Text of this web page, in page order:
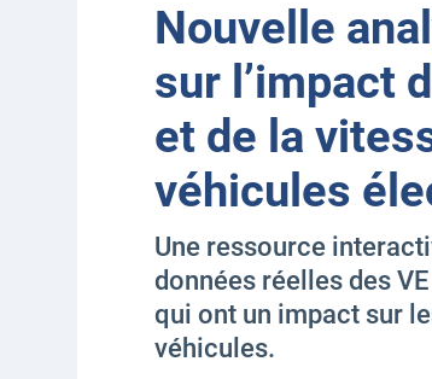
Nouvelle
sur l’impact
et de la
véhicules
Une ressource
données réelles des
qui ont un impact sur
véhicules.